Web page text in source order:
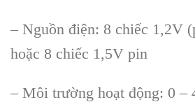
– Nguồn điện: 8 chiếc 1,2V
hoặc 8 chiếc 1,5V pin
– Môi trường hoạt động: 0